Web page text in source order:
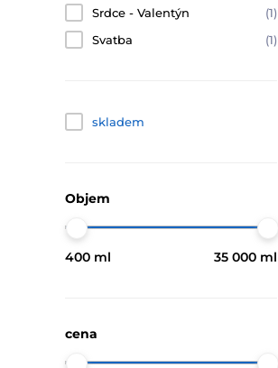
Srdce - Valentýn
(1)
Svatba
(1)
skladem
Objem
400 ml 35 000 ml
cena